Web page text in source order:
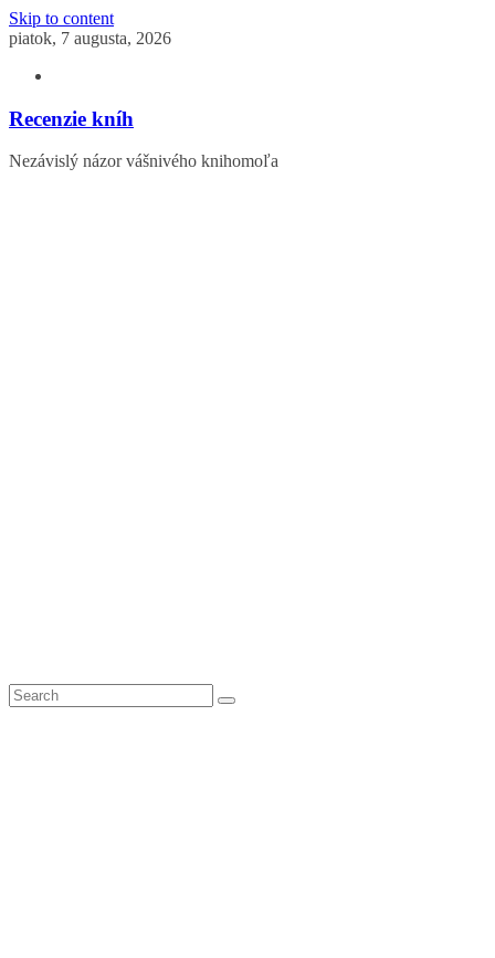
Skip to content
piatok, 7 augusta, 2026
Recenzie kníh
Nezávislý názor vášnivého knihomoľa